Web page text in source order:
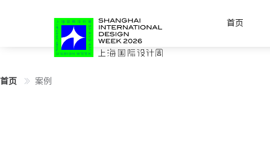
首页
首页 案例